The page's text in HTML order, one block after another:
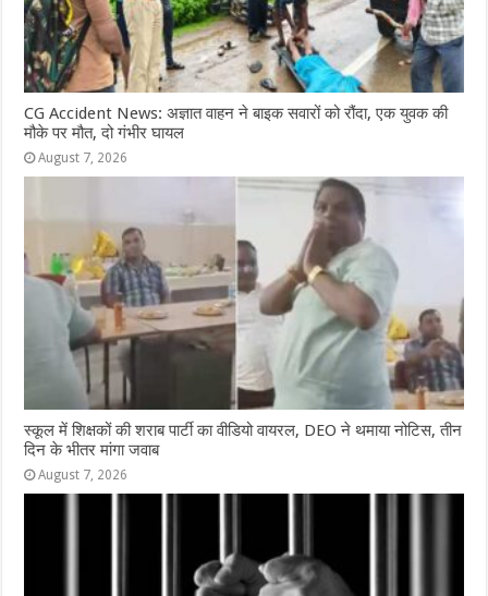
CG Accident News: अज्ञात वाहन ने बाइक सवारों को रौंदा, एक युवक की
मौके पर मौत, दो गंभीर घायल
August 7, 2026
स्कूल में शिक्षकों की शराब पार्टी का वीडियो वायरल, DEO ने थमाया नोटिस, तीन
दिन के भीतर मांगा जवाब
August 7, 2026